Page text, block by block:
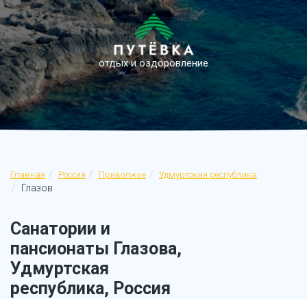
отдых и оздоровление
Главная Россия Приволжье Удмуртская республика
Глазов
Санатории и
пансионаты Глазова,
Удмуртская
республика, Россия